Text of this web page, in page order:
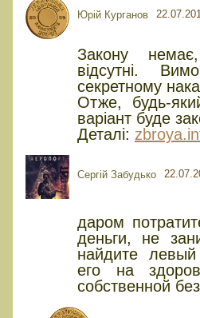
Юрій Курганов
Закону
відсутні.
секретному
Отже, будь-
варіант буде
Деталі:
Сергій Забудько
даром
деньги, не
найдите
его на
собственной